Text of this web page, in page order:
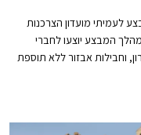
לעמיתי מועדון הצרכנות
21.02.2020-20.03.2020. במהלך המבצע יוצעו לחברי
וחבילות אבזור ללא תוספת
ברחבי הארץ.